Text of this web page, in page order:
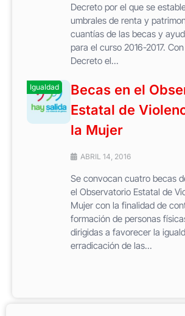
Decreto por el que se
umbrales de renta y
cuantías de las becas y
para el curso 2016-2017.
Decreto el...
Igualdad
Becas en el
Estatal de
la Mujer
ABRIL 14, 2016
Se convocan cuatro becas
el Observatorio Estatal de
Mujer con la finalidad de
formación de personas
dirigidas a favorecer la
erradicación de las...